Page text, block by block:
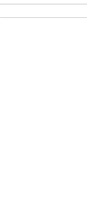
ず
み